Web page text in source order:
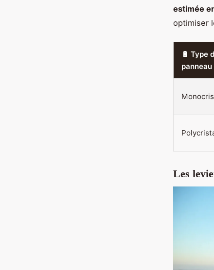
estimée
optimiser
🔋 Type
panneau
Les